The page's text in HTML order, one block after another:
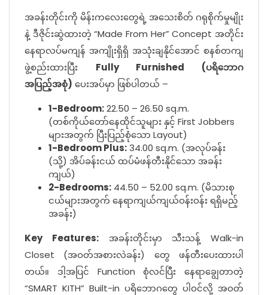
အခန်းတိုင်းကို မိန်းကလေးတွေရဲ့ အသေးစိတ် ဂရုစိုက်မှုမျိုး
နဲ့ ဒီဇိုင်းဆွဲထားတဲ့ “Made From Her” Concept အတိုင်း
နေရာလပ်မကျန် အကျိုးရှိရှိ အသုံးချနိုင်အောင် စနစ်တကျ
ဖွဲ့စည်းထားပြီး Fully Furnished (ပရိဘောဂ
အပြည့်အစုံ) ပေးအပ်မှာ ဖြစ်ပါတယ် –
1-Bedroom:22.50 – 26.50 sq.m.
(တစ်ကိုယ်တော်နေထိုင်သူများ နှင့် First Jobbers
များအတွက် ပြီးပြည့်စုံသော Layout)
1-Bedroom Plus:34.00 sq.m. (အလုပ်ခန်း
(သို့) အိပ်ခန်းငယ် ထပ်မံဖန်တီးနိုင်သော အခန်း
ကျယ်)
2-Bedrooms: 44.50 – 52.00 sq.m. (မိသားစု
ငယ်များအတွက် နေရာကျယ်ကျယ်ဝန်းဝန်း ရရှိမည့်
အခန်း)
Key Features:အခန်းတိုင်းမှာ သီးသန့် Walk-in
Closet (အဝတ်အစားလဲခန်း) တွေ ဖန်တီးပေးထားပါ
တယ်။ ဒါ့အပြင် Function စုံလင်ပြီး နေရာချွေတာတဲ့
“SMART KITH” Built-in ပရိဘောဂတွေ ပါဝင်လို့ အဝတ်